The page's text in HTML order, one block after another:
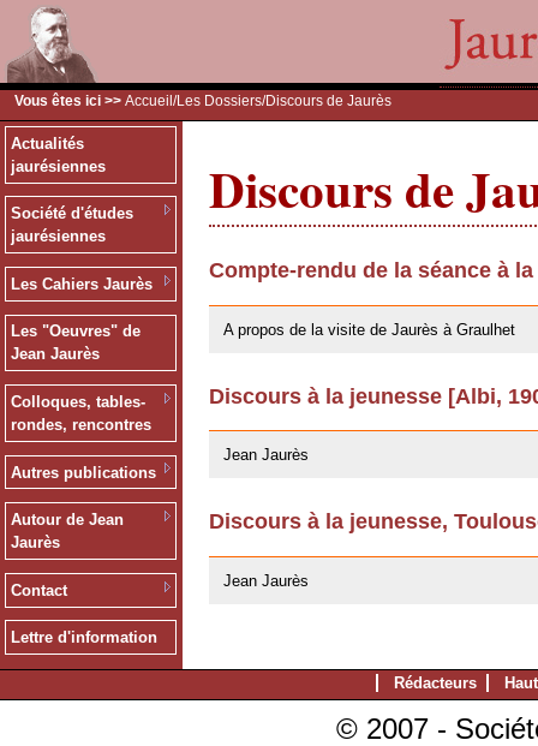
Vous êtes ici >> Accueil /Les Dossiers/Discours de Jaurès
Actualités
jaurésiennes
Société d'études
jaurésiennes
Les Cahiers Jaurès
Les "Oeuvres" de
Jean Jaurès
Colloques, tables-
rondes, rencontres
Autres publications
Autour de Jean
Jaurès
Contact
Lettre d'information
Discours de
Compte-rendu de la séance à
A propos de la visite de Jaurès à Graulhet
Discours à la jeunesse [Albi,
Jean Jaurès
Discours à la jeunesse,
Jean Jaurès
Rédacteurs
© 2007 -